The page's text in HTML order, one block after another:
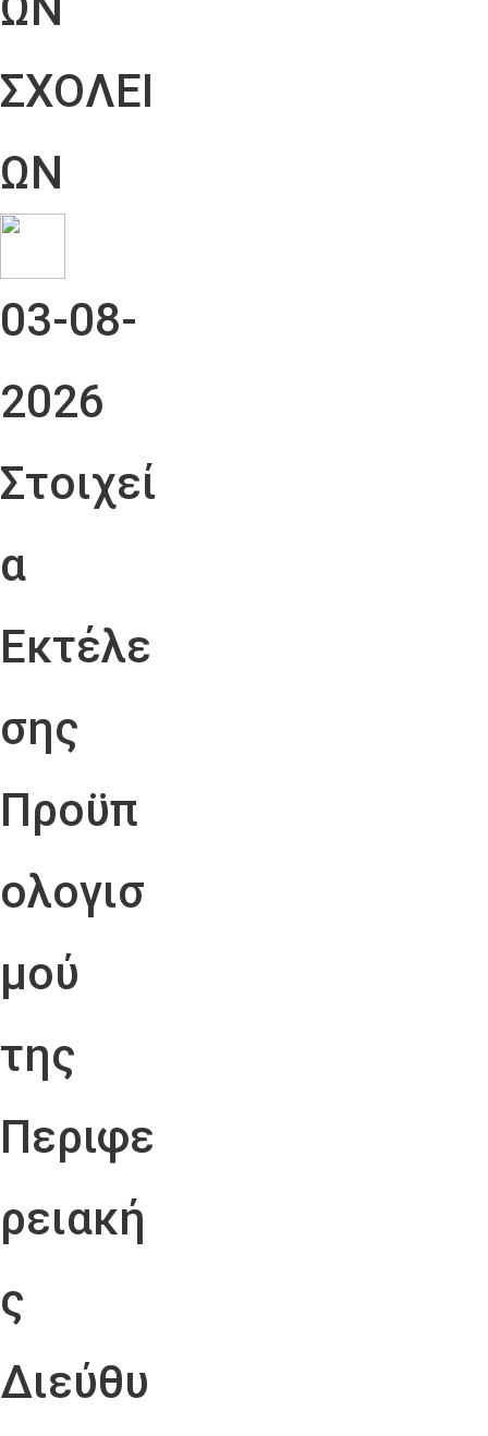
ΣΧΟΛΕΙ
ΩΝ
03-08-
2026
Στοιχεί
α
Εκτέλε
σης
Προϋπ
ολογισ
μού
της
Περιφε
ρειακή
ς
Διεύθυ